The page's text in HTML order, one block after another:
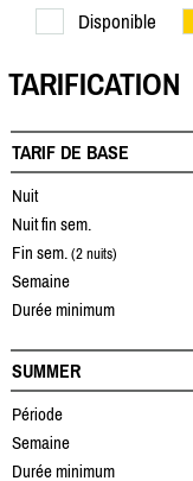
Disponible
TARIFICATION
TARIF DE BASE
Nuit
Nuit fin sem.
Fin sem. (2 nuits)
Semaine
Durée minimum
SUMMER
Période
Semaine
Durée minimum